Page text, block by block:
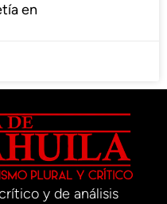
en
y de análisis